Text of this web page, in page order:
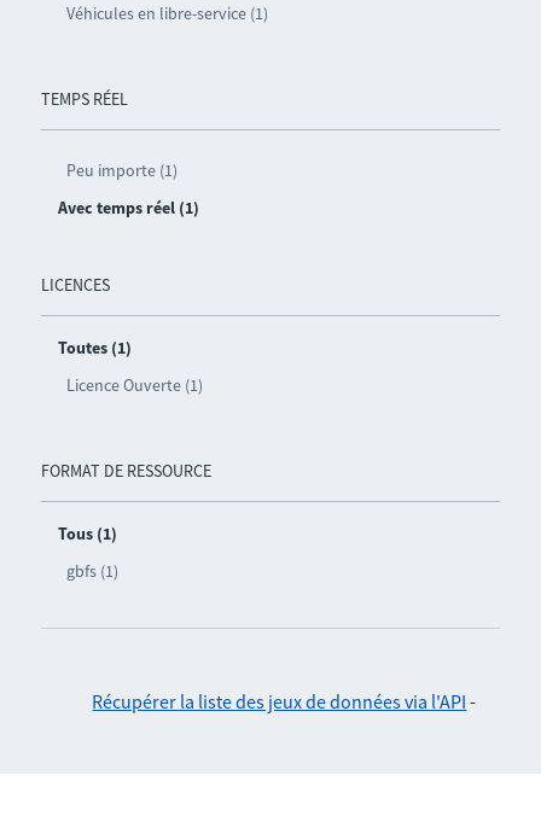
Véhicules en libre-service (1)
TEMPS RÉEL
Peu importe (1)
Avec temps réel (1)
LICENCES
Toutes (1)
Licence Ouverte (1)
FORMAT DE RESSOURCE
Tous (1)
gbfs (1)
Récupérer la liste des jeux de données via l'API -